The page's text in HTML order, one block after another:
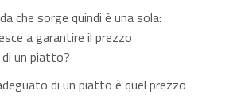
che sorge quindi è una sola:
a garantire il prezzo
un piatto?
di un piatto è quel prezzo